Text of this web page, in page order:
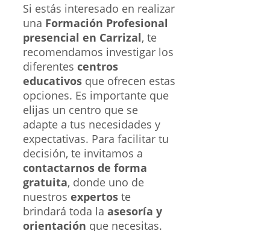
Si estás interesado en realizar
una Formación Profesional
presencial en Carrizal, te
recomendamos investigar los
diferentes centros
educativos que ofrecen estas
opciones. Es importante que
elijas un centro que se
adapte a tus necesidades y
expectativas. Para facilitar tu
decisión, te invitamos a
contactarnos de forma
gratuita, donde uno de
nuestros expertos te
brindará toda la asesoría y
orientación que necesitas.